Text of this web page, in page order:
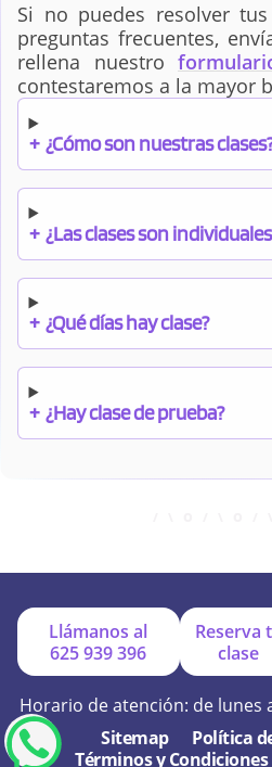
Si no puedes resolver
preguntas frecuentes,
rellena nuestro
contestaremos a la mayor
+ ¿Cómo son nuestras
+ ¿Las clases son
+ ¿Qué días hay clase?
+ ¿Hay clase de prueba?
+ ¿Por qué online?
Llámanos al
625 939 396
Reserva
clase
Horario de atención: de lunes
Sitemap
Política
Términos y Condiciones